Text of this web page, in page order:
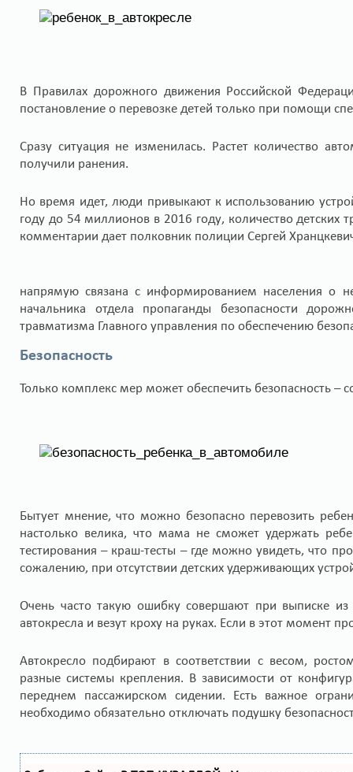
В Правилах дорожного движения Российской
постановление о перевозке детей только при помощи
Сразу ситуация не изменилась. Растет количество
получили ранения.
Но время идет, люди привыкают к использованию
году до 54 миллионов в 2016 году, количество
комментарии дает полковник полиции Сергей
напрямую связана с информированием населения о
начальника отдела пропаганды безопасности
травматизма Главного управления по обеспечению
Безопасность
Только комплекс мер может обеспечить безопасность
Бытует мнение, что можно безопасно перевозить
настолько велика, что мама не сможет удержать
тестирования – краш-тесты – где можно увидеть, что
сожалению, при отсутствии детских удерживающих
Очень часто такую ошибку совершают при выписке
автокресла и везут кроху на руках. Если в этот момент
Автокресло подбирают в соответствии с весом,
разные системы крепления. В зависимости от
переднем пассажирском сидении. Есть важное
необходимо обязательно отключать подушку